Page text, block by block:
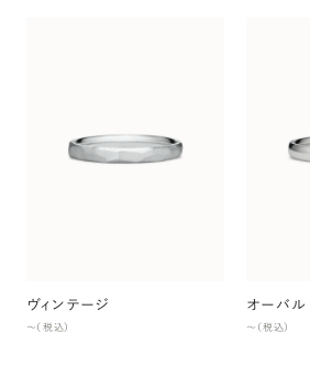
ヴィンテージ
〜（税込）
オーバル
〜（税込）